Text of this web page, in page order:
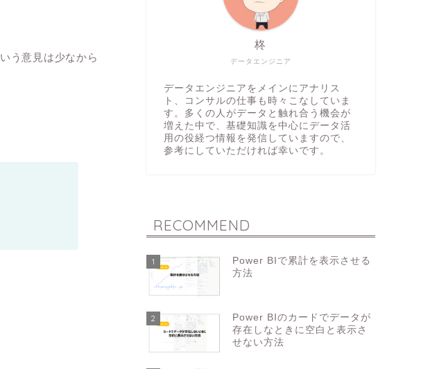
う意見は少なから
データエンジニア
柊
データエンジニアをメインにアナリス
ト、コンサルの仕事も時々こなしていま
す。多くの人がデータと触れ合う機会が
増えた中で、基礎知識を中心にデータ活
用の役経つ情報を発信していますので、
参考にしていただければ幸いです。
RECOMMEND
1
Power BIで累計を表示させる
方法
2
Power BIのカードでデータが
存在しなときに空白と表示さ
せない方法